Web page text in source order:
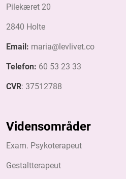
Pilekæret 20
​2840 Holte
Email: maria@levlivet.co
Telefon: 60 53 23 33
CVR: 37512788
Vidensområder
Exam. Psykoterapeut
Gestaltterapeut